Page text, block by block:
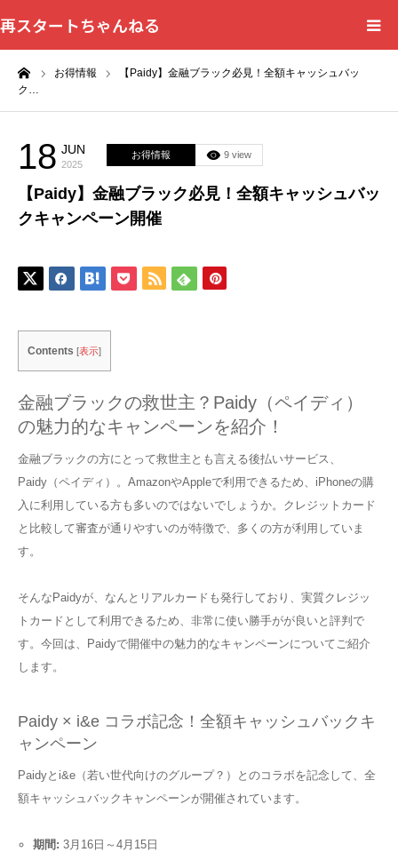
再スタートちゃんねる
お得情報
【Paidy】金融ブラック必見！全額キャッシュバッ
ク…
18 JUN
2025
お得情報 9 view
【Paidy】金融ブラック必見！全額キャッシュバッ
クキャンペーン開催
Contents [表示]
金融ブラックの救世主？Paidy（ペイディ）
の魅力的なキャンペーンを紹介！
金融ブラックの方にとって救世主とも言える後払いサービス、
Paidy（ペイディ）。AmazonやAppleで利用できるため、iPhoneの購
入に利用している方も多いのではないでしょうか。クレジットカード
と比較して審査が通りやすいのが特徴で、多くの方が利用していま
す。
そんなPaidyが、なんとリアルカードも発行しており、実質クレジッ
トカードとして利用できるため、非常に使い勝手がが良いと評判で
す。今回は、Paidyで開催中の魅力的なキャンペーンについてご紹介
します。
Paidy × i&e コラボ記念！全額キャッシュバックキ
ャンペーン
Paidyとi&e（若い世代向けのグループ？）とのコラボを記念して、全
額キャッシュバックキャンペーンが開催されています。
期間: 3月16日～4月15日
HOME
プライバシーポリシー